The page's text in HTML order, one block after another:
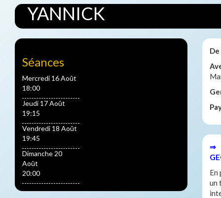
YANNICK
Séances
Mercredi 16 Août
18:00
Jeudi 17 Août
19:15
Vendredi 18 Août
19:45
Dimanche 20
Août
20:00
De
⇒
En
un